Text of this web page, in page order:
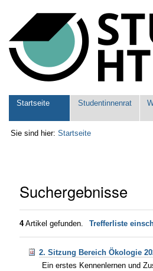
Werkzeuge
Sektionen
Startseite Studentinnenrat
Sie sind hier: Startseite
Suchergebnisse
4Artikel gefunden. Trefferliste
2. Sitzung Bereich Ökologie
Ein erstes Kennenlernen und